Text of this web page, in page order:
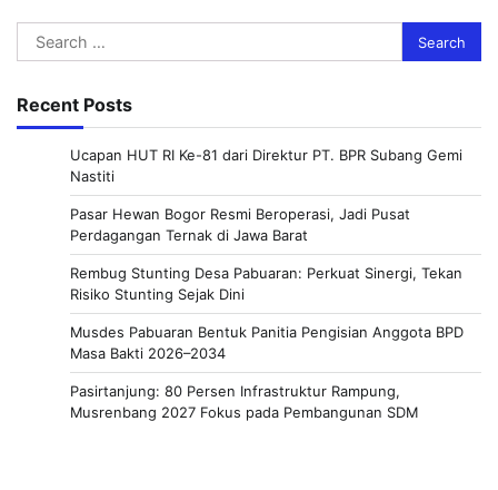
Search
for:
Recent Posts
Ucapan HUT RI Ke-81 dari Direktur PT. BPR Subang Gemi
Nastiti
Pasar Hewan Bogor Resmi Beroperasi, Jadi Pusat
Perdagangan Ternak di Jawa Barat
Rembug Stunting Desa Pabuaran: Perkuat Sinergi, Tekan
Risiko Stunting Sejak Dini
Musdes Pabuaran Bentuk Panitia Pengisian Anggota BPD
Masa Bakti 2026–2034
Pasirtanjung: 80 Persen Infrastruktur Rampung,
Musrenbang 2027 Fokus pada Pembangunan SDM